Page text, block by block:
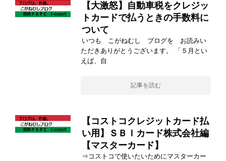
【大激怒】自動車税をクレジッ
トカードで払うときの手数料に
ついて
いつも こがねむし ブログを お読みい
ただきありがとうございます。 「５月とい
えば、自
記事を読む
【コストコクレジットカード払
い用】ＳＢＩカード株式会社編
【マスターカード】
⇒コストコで使いたいためにマスターカー